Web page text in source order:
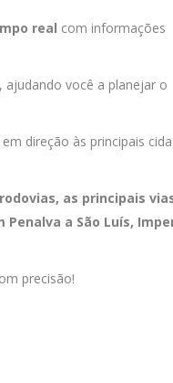
real com informações
, ajudando você a planejar o
direção às principais
rodovias, as principais
Penalva a São Luís,
precisão!